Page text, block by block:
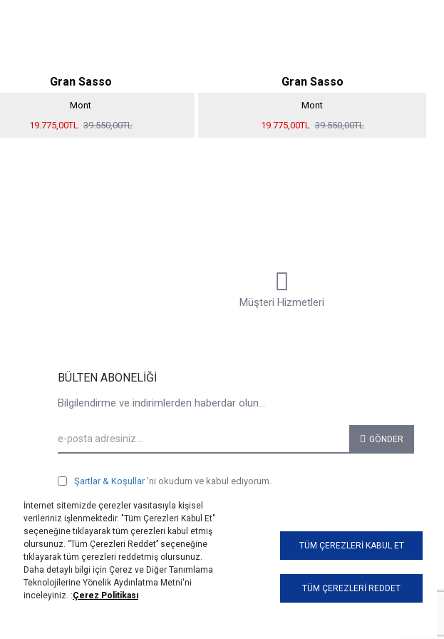
Gran Sasso
Mont
19.775,00TL
39.550,00TL
Gran Sasso
Mont
19.775,00TL
39.550,00TL
Müşteri Hizmetleri
BÜLTEN ABONELIĞI
Bilgilendirme ve indirimlerden haberdar olun...
GÖNDER
Şartlar & Koşullar 'ni okudum ve kabul ediyorum.
TÜM ÇEREZLERI KABUL ET
İnternet sitemizde çerezler vasıtasıyla kişisel
verileriniz işlenmektedir. "Tüm Çerezleri Kabul Et"
seçeneğine tıklayarak tüm çerezleri kabul etmiş
olursunuz. ‘’Tüm Çerezleri Reddet’’ seçeneğine
tıklayarak tüm çerezleri reddetmiş olursunuz.
Daha detaylı bilgi için Çerez ve Diğer Tanımlama
Teknolojilerine Yönelik Aydınlatma Metni'ni
inceleyiniz. :Çerez Politikası
TÜM ÇEREZLERI REDDET